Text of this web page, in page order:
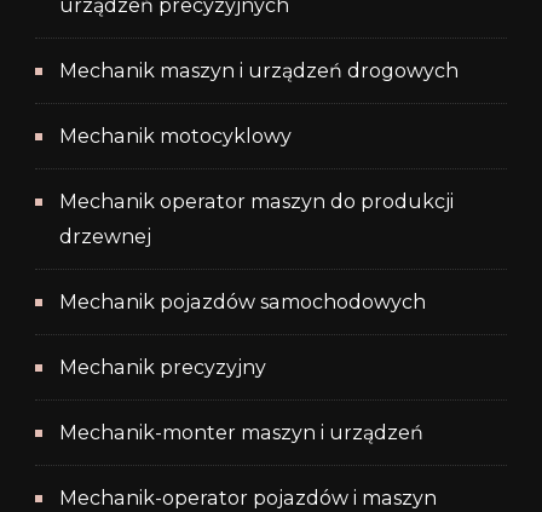
urządzeń precyzyjnych
Mechanik maszyn i urządzeń drogowych
Mechanik motocyklowy
Mechanik operator maszyn do produkcji
drzewnej
Mechanik pojazdów samochodowych
Mechanik precyzyjny
Mechanik-monter maszyn i urządzeń
Mechanik-operator pojazdów i maszyn